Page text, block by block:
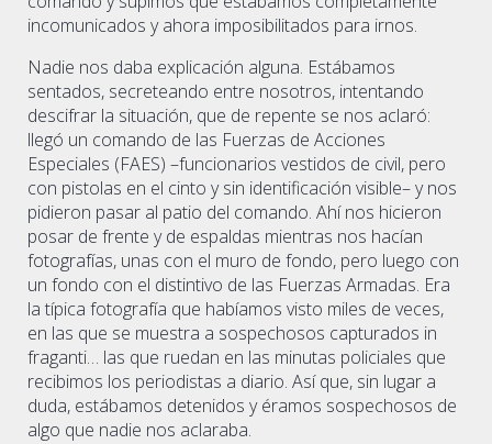
incomunicados y ahora imposibilitados para irnos.
Nadie nos daba explicación alguna. Estábamos
sentados, secreteando entre nosotros, intentando
descifrar la situación, que de repente se nos aclaró:
llegó un comando de las Fuerzas de Acciones
Especiales (FAES) –funcionarios vestidos de civil, pero
con pistolas en el cinto y sin identificación visible– y nos
pidieron pasar al patio del comando. Ahí nos hicieron
posar de frente y de espaldas mientras nos hacían
fotografías, unas con el muro de fondo, pero luego con
un fondo con el distintivo de las Fuerzas Armadas. Era
la típica fotografía que habíamos visto miles de veces,
en las que se muestra a sospechosos capturados in
fraganti… las que ruedan en las minutas policiales que
recibimos los periodistas a diario. Así que, sin lugar a
duda, estábamos detenidos y éramos sospechosos de
algo que nadie nos aclaraba.